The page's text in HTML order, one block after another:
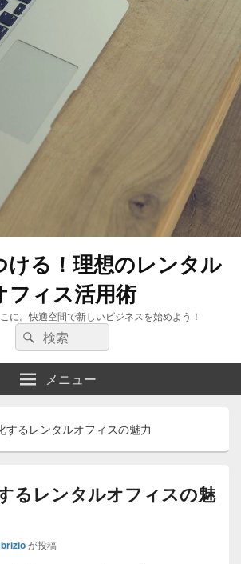
ける！理想のレンタル
フィス活用術
に。快適空間で新しいビジネスを始めよう！
検
索:
検
索
メニュー
するレンタルオフィスの魅力
るレンタルオフィスの魅
が投稿